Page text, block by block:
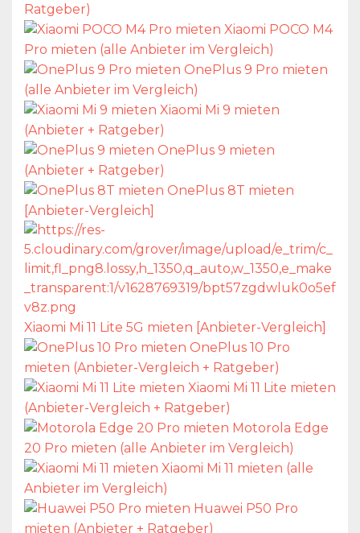
Ratgeber)
Xiaomi POCO M4
Pro mieten (alle Anbieter im Vergleich)
OnePlus 9 Pro mieten
(alle Anbieter im Vergleich)
Xiaomi Mi 9 mieten
(Anbieter + Ratgeber)
OnePlus 9 mieten
(Anbieter + Ratgeber)
OnePlus 8T mieten
[Anbieter-Vergleich]
Xiaomi Mi 11 Lite 5G mieten [Anbieter-Vergleich]
OnePlus 10 Pro
mieten (Anbieter-Vergleich + Ratgeber)
Xiaomi Mi 11 Lite mieten
(Anbieter-Vergleich + Ratgeber)
Motorola Edge
20 Pro mieten (alle Anbieter im Vergleich)
Xiaomi Mi 11 mieten (alle
Anbieter im Vergleich)
Huawei P50 Pro
mieten (Anbieter + Ratgeber)